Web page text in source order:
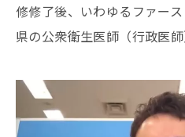
修修了後、いわゆるファー
県の公衆衛生医師（行政医師